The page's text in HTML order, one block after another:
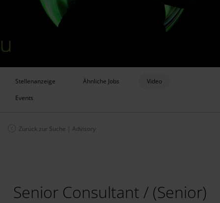
Stellenanzeige Ähnliche Jobs
Video
Events
Zurück zur Suche | Advisory
Senior Consultant / (Senior)